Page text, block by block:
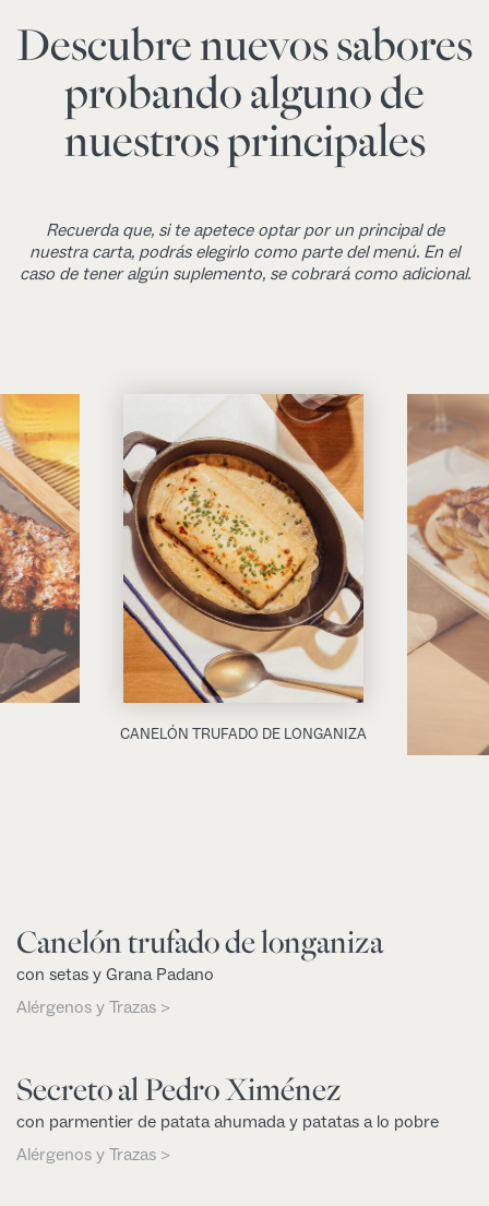
Descubre nuevos sabores
probando alguno de
nuestros principales
Recuerda que, si te apetece optar por un principal de
nuestra carta, podrás elegirlo como parte del menú. En el
caso de tener algún suplemento, se cobrará como adicional.
CANELÓN TRUFADO DE LONGANIZA
Canelón trufado de longaniza
con setas y Grana Padano
Alérgenos y Trazas >
Secreto al Pedro Ximénez
con parmentier de patata ahumada y patatas a lo pobre
Alérgenos y Trazas >